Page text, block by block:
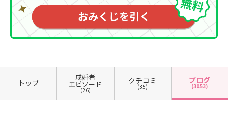
トップ
成婚者
エピソード
(26)
クチコミ
(35)
ブログ
(3053)